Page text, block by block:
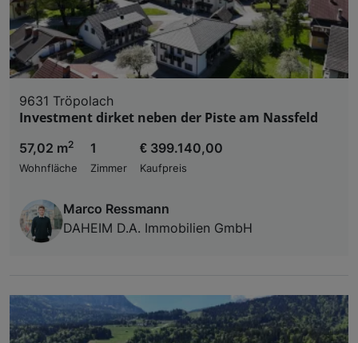
9631 Tröpolach
Investment dirket neben der Piste am Nassfeld
57,02 m2
Wohnfläche
1
Zimmer
€ 399.140,00
Kaufpreis
Marco Ressmann
DAHEIM D.A. Immobilien GmbH